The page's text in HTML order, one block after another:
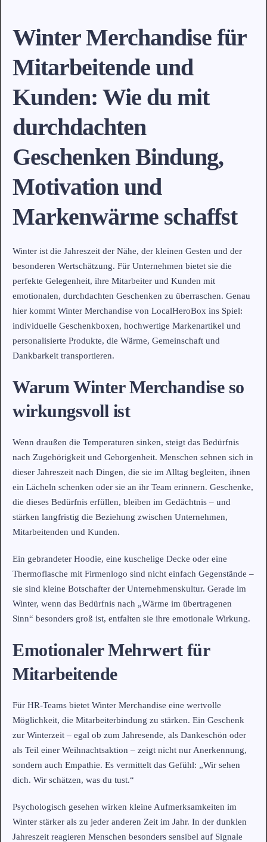
Winter Merchandise für
Mitarbeitende und
Kunden: Wie du mit
durchdachten
Geschenken Bindung,
Motivation und
Markenwärme schaffst
Winter ist die Jahreszeit der Nähe, der kleinen Gesten und der
besonderen Wertschätzung. Für Unternehmen bietet sie die
perfekte Gelegenheit, ihre Mitarbeiter und Kunden mit
emotionalen, durchdachten Geschenken zu überraschen. Genau
hier kommt Winter Merchandise von LocalHeroBox ins Spiel:
individuelle Geschenkboxen, hochwertige Markenartikel und
personalisierte Produkte, die Wärme, Gemeinschaft und
Dankbarkeit transportieren.
Warum Winter Merchandise so
wirkungsvoll ist
Wenn draußen die Temperaturen sinken, steigt das Bedürfnis
nach Zugehörigkeit und Geborgenheit. Menschen sehnen sich in
dieser Jahreszeit nach Dingen, die sie im Alltag begleiten, ihnen
ein Lächeln schenken oder sie an ihr Team erinnern. Geschenke,
die dieses Bedürfnis erfüllen, bleiben im Gedächtnis – und
stärken langfristig die Beziehung zwischen Unternehmen,
Mitarbeitenden und Kunden.
Ein gebrandeter Hoodie, eine kuschelige Decke oder eine
Thermoflasche mit Firmenlogo sind nicht einfach Gegenstände –
sie sind kleine Botschafter der Unternehmenskultur. Gerade im
Winter, wenn das Bedürfnis nach „Wärme im übertragenen
Sinn“ besonders groß ist, entfalten sie ihre emotionale Wirkung.
Emotionaler Mehrwert für
Mitarbeitende
Für HR-Teams bietet Winter Merchandise eine wertvolle
Möglichkeit, die Mitarbeiterbindung zu stärken. Ein Geschenk
zur Winterzeit – egal ob zum Jahresende, als Dankeschön oder
als Teil einer Weihnachtsaktion – zeigt nicht nur Anerkennung,
sondern auch Empathie. Es vermittelt das Gefühl: „Wir sehen
dich. Wir schätzen, was du tust.“
Psychologisch gesehen wirken kleine Aufmerksamkeiten im
Winter stärker als zu jeder anderen Zeit im Jahr. In der dunklen
Jahreszeit reagieren Menschen besonders sensibel auf Signale